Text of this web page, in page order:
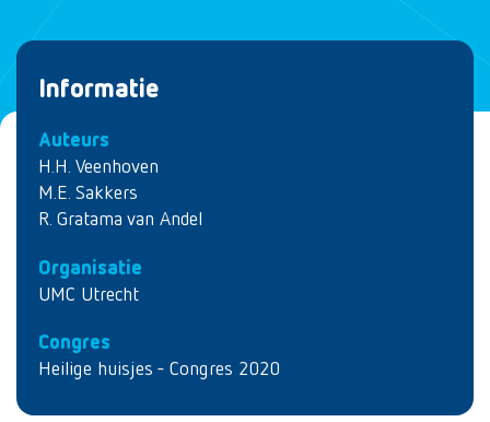
Informatie
Auteurs
H.H. Veenhoven
M.E. Sakkers
R. Gratama van Andel
Organisatie
UMC Utrecht
Congres
Heilige huisjes - Congres 2020